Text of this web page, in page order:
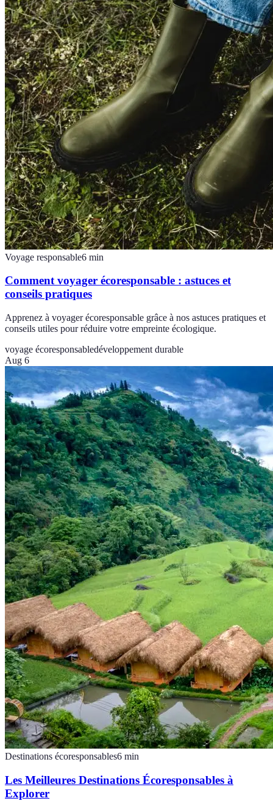
Voyage responsable6 min
Comment voyager écoresponsable : astuces et
conseils pratiques
Apprenez à voyager écoresponsable grâce à nos astuces pratiques et
conseils utiles pour réduire votre empreinte écologique.
voyage écoresponsabledéveloppement durable
Aug 6
Destinations écoresponsables6 min
Les Meilleures Destinations Écoresponsables à
Explorer